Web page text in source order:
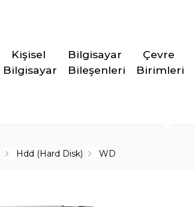
Kişisel
Bilgisayar
Bilgisayar
Bileşenleri
Çevre
Birimleri
Hdd (Hard Disk) WD